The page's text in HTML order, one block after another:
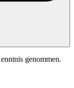
genommen.